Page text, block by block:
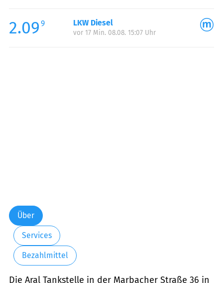
2.09 9 LKW Diesel
vor 17 Min. 08.08. 15:07 Uhr
Über
Services
Bezahlmittel
Die Aral Tankstelle in der Marbacher Straße 36 in